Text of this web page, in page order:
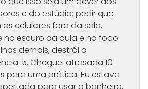
e do estúdio: pedir que
os celulares fora da sala,
no escuro da aula e no foco
demais, destrói a
5. Cheguei atrasada 10
para uma prática. Eu estava